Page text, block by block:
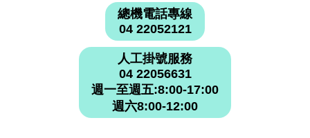
總機電話專線
04 22052121
人工掛號服務
04 22056631
週一至週五:8:00-17:00
週六8:00-12:00